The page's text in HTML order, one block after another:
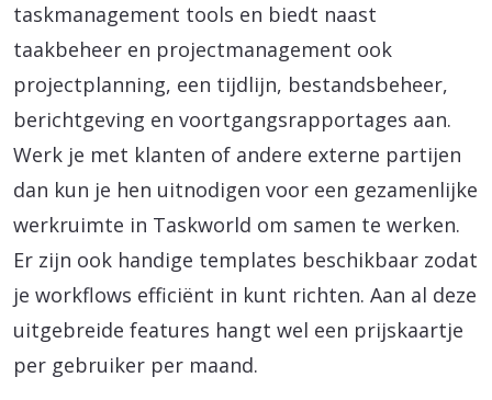
taskmanagement tools en biedt naast
taakbeheer en projectmanagement ook
projectplanning, een tijdlijn, bestandsbeheer,
berichtgeving en voortgangsrapportages aan.
Werk je met klanten of andere externe partijen
dan kun je hen uitnodigen voor een gezamenlijke
werkruimte in Taskworld om samen te werken.
Er zijn ook handige templates beschikbaar zodat
je workflows efficiënt in kunt richten. Aan al deze
uitgebreide features hangt wel een prijskaartje
per gebruiker per maand.